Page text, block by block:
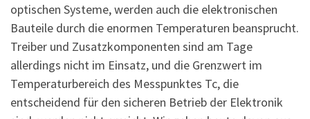
optischen Systeme, werden auch die elektronischen
Bauteile durch die enormen Temperaturen beansprucht.
Treiber und Zusatzkomponenten sind am Tage
allerdings nicht im Einsatz, und die Grenzwert im
Temperaturbereich des Messpunktes Tc, die
entscheidend für den sicheren Betrieb der Elektronik